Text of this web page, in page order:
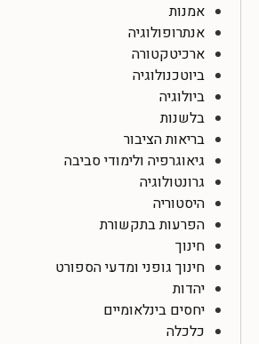
אמנות
אנתרופולוגיה
ארכיטקטורה
ביוטכנולוגיה
ביולוגיה
בלשנות
בריאות הציבור
גיאוגרפיה ולימודי סביבה
גרונטולוגיה
היסטוריה
הפרעות בתקשורת
חינוך
חינוך גופני ומדעי הספורט
יהדות
יחסים בינלאומיים
כלכלה